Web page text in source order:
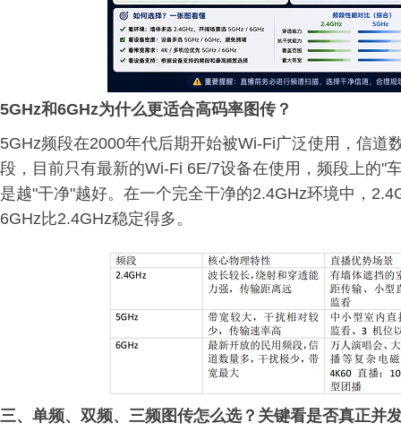
5GHz和6GHz为什么更适合高码率图传？
5GHz频段在2000年代后期开始被Wi-Fi广泛使用，信道
段，目前只有最新的Wi-Fi 6E/7设备在使用，频段上的"
是越"干净"越好。在一个完全干净的2.4GHz环境中，
6GHz比2.4GHz稳定得多。
三、单频、双频、三频图传怎么选？关键看是否真正并